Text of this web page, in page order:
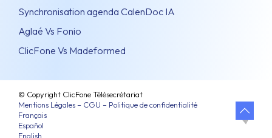
Synchronisation agenda CalenDoc IA
Aglaé Vs Fonio
ClicFone Vs Madeformed
© Copyright ClicFone Télésecrétariat
Mentions Légales – CGU – Politique de confidentialité
Français
Español
English